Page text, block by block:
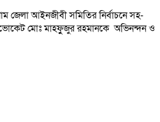
জেলা আইনজীবী সমিতির নির্বাচনে সহ-
মোঃ মাহফুুজুর রহমানকে অভিনন্দন ও